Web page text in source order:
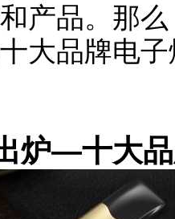
产品。那
大品牌电
炉—十大